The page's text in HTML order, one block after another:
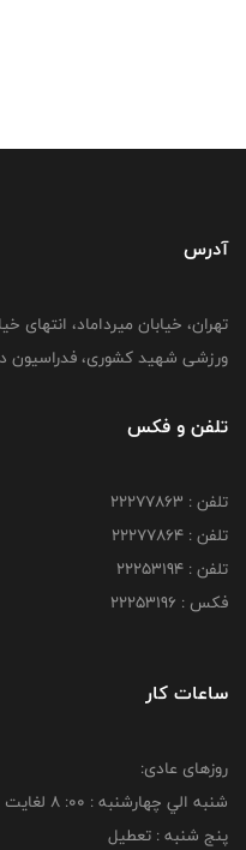
آدرس
تهران، خیابان میرداماد،
ورزشی شهید کشوری، فدراسیون
تلفن و فکس
تلفن : 22277863
تلفن : 22277864
تلفن : 22253194
فکس : 22253196
ساعات کار
روزهای عادی:
شنبه الي چهارشنبه : 00: 8 لغايت 16:00
پنج شنبه : تعطیل